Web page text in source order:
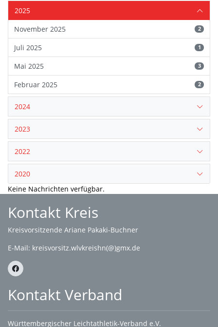
2025
November 2025
2
Juli 2025 1
Mai 2025 3
Februar 2025 2
2024
2023
2022
2020
Keine Nachrichten verfügbar.
Kontakt Kreis
Kreisvorsitzende Ariane Pakaki-Buchner
E-Mail: kreisvorsitz.wlvkreishn(@)gmx.de
Kontakt Verband
Württembergischer Leichtathletik-Verband e.V.